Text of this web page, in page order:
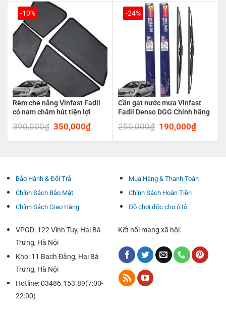
was:
390,000₫.
is:
350,000₫.
was:
250,000₫.
is:
-10%
Rèm che nắng Vinfast Fadil
có nam châm hút tiện lợi
390,000₫ Original
was:
350,000₫Current
is:
-24%
Cần gạt nước mưa Vinfast
Fadil Denso DGG Chính hãng
250,000₫ Original
was:
190,000₫Current
is:
Bảo Hành & Đổi Trả
Chính Sách Bảo Mật
Chính Sách Giao Hàng
Mua Hàng & Thanh Toán
Chính Sách Hoàn Tiền
Đồ chơi độc cho ô tô
VPGD: 122 Vĩnh Tuy, Hai Bà
Trưng, Hà Nội
Kho: 11 Bạch Đằng, Hai Bà
Trưng, Hà Nội
Hotline: 03486.153.89(7:00-
22:00)
Kết nối mạng xã hội: